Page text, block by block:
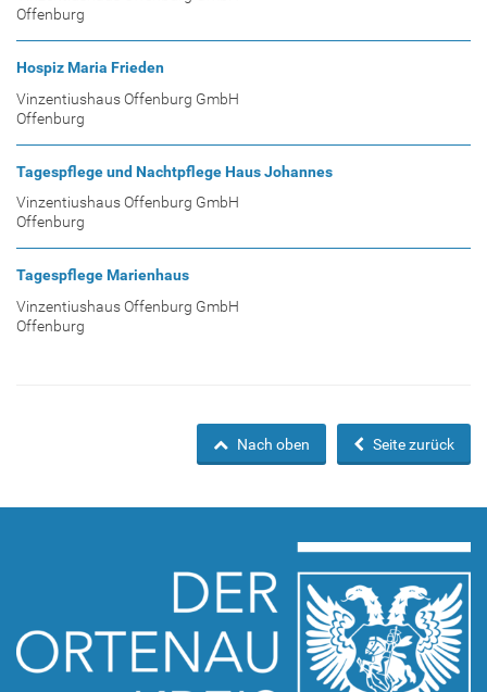
Offenburg
Hospiz Maria Frieden
Vinzentiushaus Offenburg GmbH
Offenburg
Tagespflege und Nachtpflege Haus Johannes
Vinzentiushaus Offenburg GmbH
Offenburg
Tagespflege Marienhaus
Vinzentiushaus Offenburg GmbH
Offenburg
Seite zurück
Nach oben